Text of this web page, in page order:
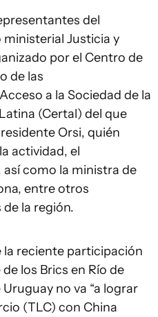
del
Justicia y
por el Centro de
de las
a la Sociedad de la
(Certal) del que
Orsi, quién
actividad, el
como la ministra de
entre otros
la región.
reciente participación
los Brics en Río de
no va “a lograr
(TLC) con China